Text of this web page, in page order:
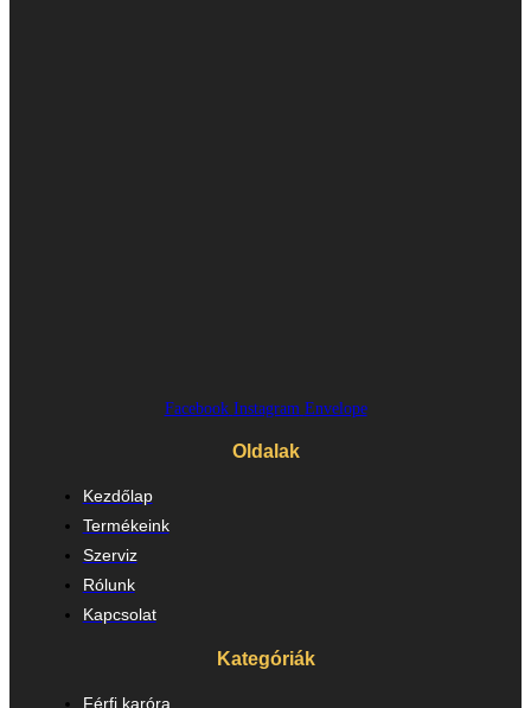
Facebook Instagram Envelope
Oldalak
Kezdőlap
Termékeink
Szerviz
Rólunk
Kapcsolat
Kategóriák
Férfi karóra